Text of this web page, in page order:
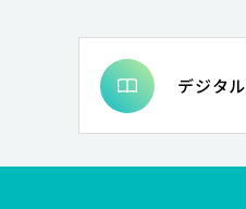
デジタ